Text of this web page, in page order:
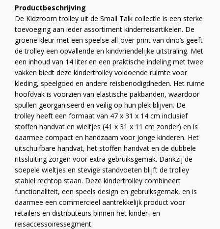
Productbeschrijving
De Kidzroom trolley uit de Small Talk collectie is een sterke
toevoeging aan ieder assortiment kinderreisartikelen. De
groene kleur met een speelse all-over print van dino’s geeft
de trolley een opvallende en kindvriendelijke uitstraling. Met
een inhoud van 14 liter en een praktische indeling met twee
vakken biedt deze kindertrolley voldoende ruimte voor
kleding, speelgoed en andere reisbenodigdheden. Het ruime
hoofdvak is voorzien van elastische pakbanden, waardoor
spullen georganiseerd en veilig op hun plek blijven. De
trolley heeft een formaat van 47 x 31 x 14 cm inclusief
stoffen handvat en wieltjes (41 x 31 x 11 cm zonder) en is
daarmee compact en handzaam voor jonge kinderen. Het
uitschuifbare handvat, het stoffen handvat en de dubbele
ritssluiting zorgen voor extra gebruiksgemak. Dankzij de
soepele wieltjes en stevige standvoeten blijft de trolley
stabiel rechtop staan. Deze kindertrolley combineert
functionaliteit, een speels design en gebruiksgemak, en is
daarmee een commercieel aantrekkelijk product voor
retailers en distributeurs binnen het kinder- en
reisaccessoiressegment.